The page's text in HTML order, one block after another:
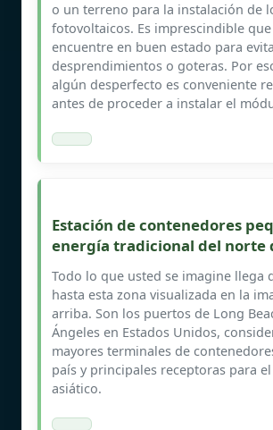
o un terreno para la instalación de
fotovoltaicos. Es imprescindible que
encuentre en buen estado para
desprendimientos o goteras. Por
algún desperfecto es conveniente
antes de proceder a instalar el
Estación de contenedores
energía tradicional del norte
Todo lo que usted se imagine llega
hasta esta zona visualizada en la
arriba. Son los puertos de Long
Ángeles en Estados Unidos,
mayores terminales de
país y principales receptoras para
asiático.